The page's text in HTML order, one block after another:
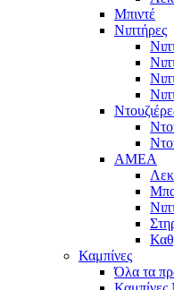
Μπιντέ
Νιπτήρες
ΑΜΕΑ
Καμπίνες
Όλα τα